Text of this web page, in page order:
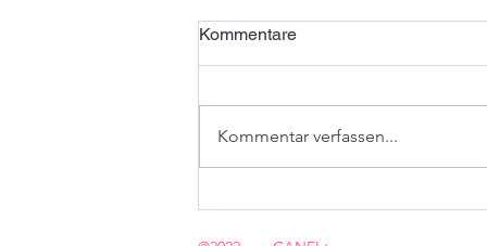
Kommentare
Kommentar verfassen...